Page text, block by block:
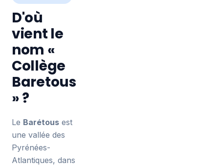
D'où
vient le
nom «
Collège
Baretous
» ?
Le Barétous est
une vallée des
Pyrénées-
Atlantiques, dans